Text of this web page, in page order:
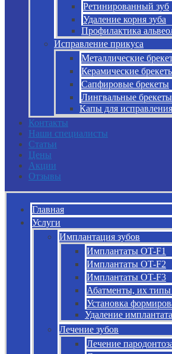
Ретинированный зуб
Удаление корня зуба
Профилактика
Исправление прикуса
Металлические
Керамические
Сапфировые брекеты
Лингвальные брекеты
Капы для
Контакты
Наши специалисты
Статьи
Цены
Акции
Отзывы
Главная
Услуги
Имплантация зубов
Имплантаты OT-F1
Имплантаты OT-F2
Имплантаты OT-F3
Абатменты, их типы
Установка
Удаление имплантата
Лечение зубов
Лечение